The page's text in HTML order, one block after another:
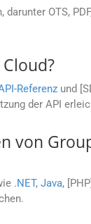
OTS,
Referenz und
der API
.NET, Java,